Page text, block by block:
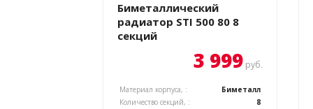
Биметаллический
радиатор STI 500 80 8
секций
3 999 руб.
Материал корпуса, :
Биметалл
Количество секций, :
8